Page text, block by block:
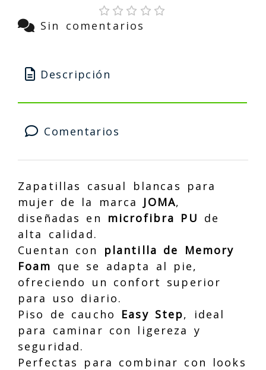
Sin comentarios
Descripción
Comentarios
Zapatillas casual blancas para
mujer de la marca JOMA,
diseñadas en microfibra PU de
alta calidad.
Cuentan con plantilla de Memory
Foam que se adapta al pie,
ofreciendo un confort superior
para uso diario.
Piso de caucho Easy Step, ideal
para caminar con ligereza y
seguridad.
Perfectas para combinar con looks